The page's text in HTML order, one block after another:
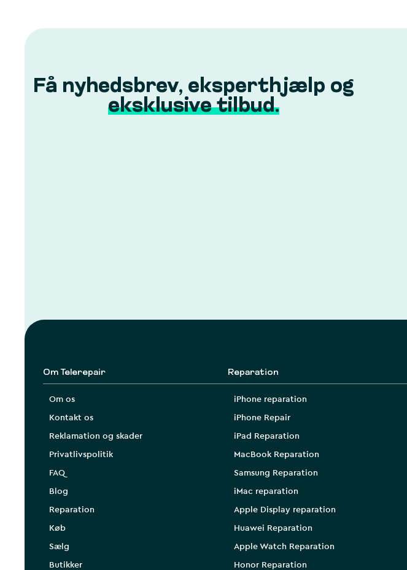
Få nyhedsbrev, eksperthjælp og
eksklusive tilbud.
Om Telerepair
Om os
Kontakt os
Reklamation og skader
Privatlivspolitik
FAQ
Blog
Reparation
Køb
Sælg
Butikker
Reparation
iPhone reparation
iPhone Repair
iPad Reparation
MacBook Reparation
Samsung Reparation
iMac reparation
Apple Display reparation
Huawei Reparation
Apple Watch Reparation
Honor Reparation